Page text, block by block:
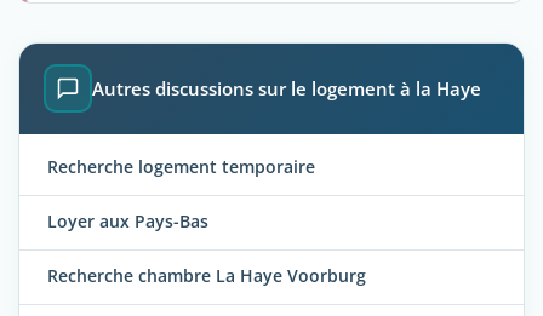
Autres discussions sur le logement à la Haye
Recherche logement temporaire
Loyer aux Pays-Bas
Recherche chambre La Haye Voorburg